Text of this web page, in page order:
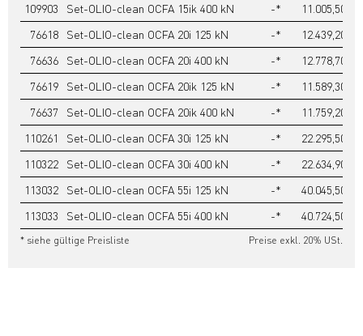
109903
Set-OLIO-clean OCFA 15ik 400 kN -*
11.005,50
76618
Set-OLIO-clean OCFA 20i 125 kN -*
12.439,20
76636
Set-OLIO-clean OCFA 20i 400 kN -*
12.778,70
76619
Set-OLIO-clean OCFA 20ik 125 kN -*
11.589,30
76637
Set-OLIO-clean OCFA 20ik 400 kN -*
11.759,20
110261
Set-OLIO-clean OCFA 30i 125 kN -*
22.295,50
110322
Set-OLIO-clean OCFA 30i 400 kN -*
22.634,90
113032
Set-OLIO-clean OCFA 55i 125 kN -*
40.045,50
113033
Set-OLIO-clean OCFA 55i 400 kN -* 40.724,50
* siehe gültige Preisliste Preise exkl. 20% USt.